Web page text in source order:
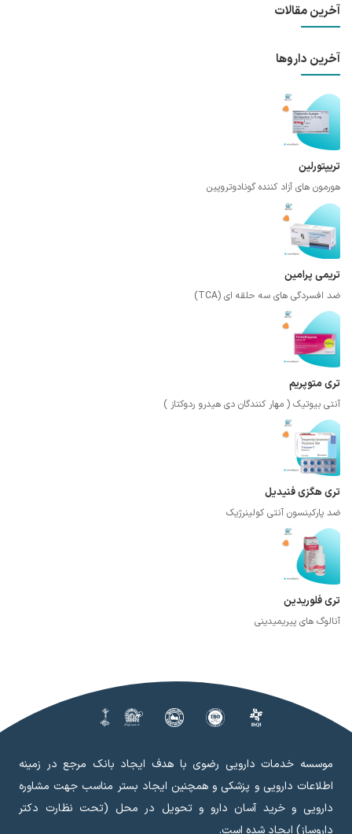
آخرین مقالات
آخرین داروها
تریپتورلین
هورمون های آزاد کننده گونادوتروپین
تریمی پرامین
ضد افسردگی های سه حلقه ای (TCA)
تری متوپریم
آنتی بیوتیک ( مهار کنندگان دی هیدرو ردوکتاز )
تری هگزی فنیدیل
ضد پارکینسون آنتی کولینرژیک
تری فلوریدین
آنالوگ های پیریمیدینی
موسسه خدمات دارویی رضوی با هدف ایجاد بانک مرجع در زمینه
اطلاعات دارویی و پزشکی و همچنین ایجاد بستر مناسب جهت مشاوره
دارویی و خرید آسان دارو و تحویل در محل (تحت نظارت دکتر
داروساز) ایجاد شده است.